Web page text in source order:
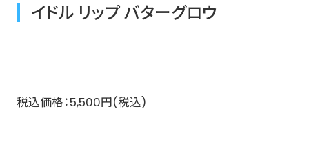
イドル リップ バターグロウ
​税込価格：5,500円(税込)​